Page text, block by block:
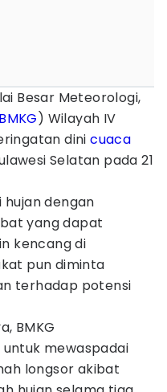
Besar Meteorologi,
BMKG) Wilayah IV
dinicuaca
Selatan pada 21
hujan dengan
yang dapat
kencang di
pun diminta
terhadap potensi
BMKG
mewaspadai
longsor akibat